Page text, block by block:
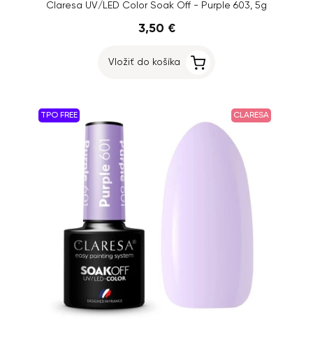
Claresa UV/LED Color Soak Off - Purple 603, 5g
3,50 €
Vložiť do košíka
TPO FREE CLARESA